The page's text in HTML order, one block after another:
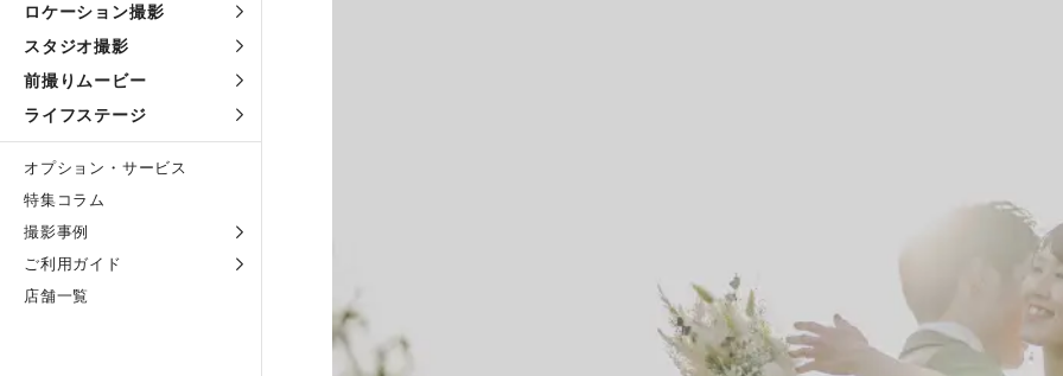
ロケーション撮影
スタジオ撮影
前撮りムービー
ライフステージ
オプション・サービス
特集コラム
撮影事例
ご利用ガイド
店舗一覧